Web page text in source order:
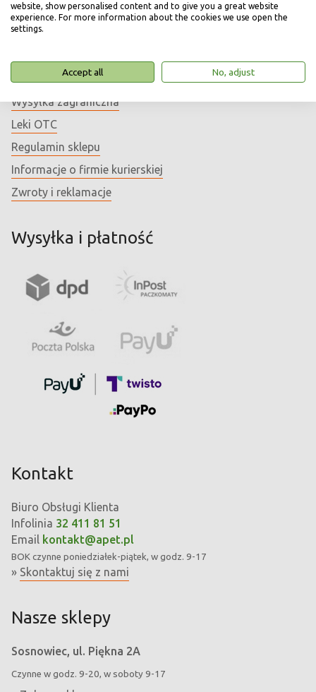
Koszty transportu
Bezpieczne zakupy
Akceptowane formy płatności
Wysyłka zagraniczna
Leki OTC
Regulamin sklepu
Informacje o firmie kurierskiej
Zwroty i reklamacje
Wysyłka i płatność
Kontakt
Biuro Obsługi Klienta
Infolinia 32 411 81 51
Email kontakt@apet.pl
BOK czynne poniedziałek-piątek, w godz. 9-17
» Skontaktuj się z nami
Nasze sklepy
Sosnowiec, ul. Piękna 2A
Czynne w godz. 9-20, w soboty 9-17
website, show personalised content and to give you a great website
experience. For more information about the cookies we use open the
settings.
Accept all No, adjust